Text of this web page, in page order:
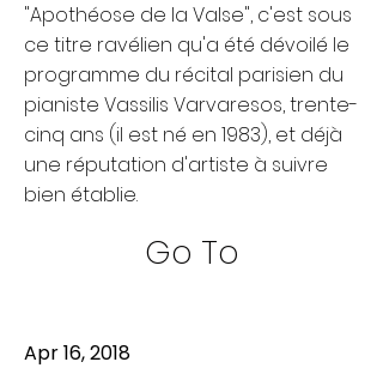
"Apothéose de la Valse", c'est sous
ce titre ravélien qu'a été dévoilé le
programme du récital parisien du
pianiste Vassilis Varvaresos, trente-
cinq ans (il est né en 1983), et déjà
une réputation d'artiste à suivre
bien établie.
Go To
Apr 16, 2018